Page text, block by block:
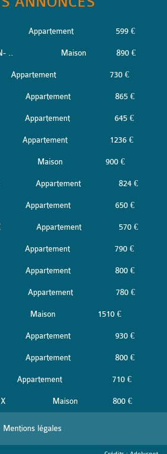
Appartement 599 €
.. Maison 890 €
Appartement 730 €
Appartement 865 €
Appartement 645 €
Appartement 1236 €
Maison 900 €
Appartement 824 €
Appartement 650 €
Appartement 570 €
Appartement 790 €
Appartement 800 €
Appartement 780 €
Maison 1510 €
Appartement 930 €
Appartement 800 €
Appartement 710 €
Maison 800 €
Mentions légales